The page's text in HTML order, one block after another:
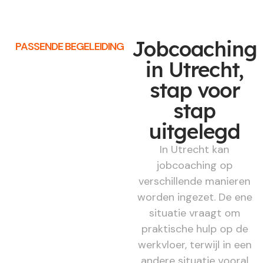
PASSENDE BEGELEIDING Jobcoaching
in Utrecht,
stap voor
stap
uitgelegd
In Utrecht kan
jobcoaching op
verschillende manieren
worden ingezet. De ene
situatie vraagt om
praktische hulp op de
werkvloer, terwijl in een